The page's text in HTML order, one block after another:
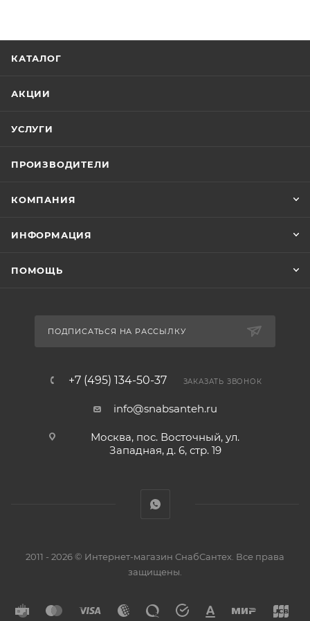
КАТАЛОГ
АКЦИИ
УСЛУГИ
ПРОИЗВОДИТЕЛИ
КОМПАНИЯ
ИНФОРМАЦИЯ
ПОМОЩЬ
ПОДПИСАТЬСЯ НА РАССЫЛКУ
+7 (495) 134-50-37 ЗАКАЗАТЬ ЗВОНОК
info@snabsanteh.ru
Москва, пос. Восточный, ул.
Западная, д. 6, стр. 19
2011 - 2026 © Интернет-магазин СнабСантех. Все права
защищены.